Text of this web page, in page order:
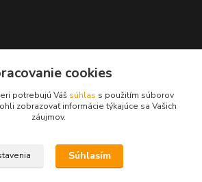
cookies
potrebujú Váš súhlas s použitím súborov
zobrazovať informácie týkajúce sa Vašich
záujmov.
Súhlasím